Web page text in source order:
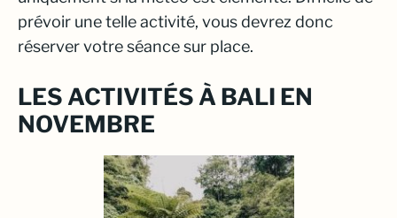
prévoir une telle activité, vous devrez donc
réserver votre séance sur place.
LES ACTIVITÉS À BALI EN
NOVEMBRE